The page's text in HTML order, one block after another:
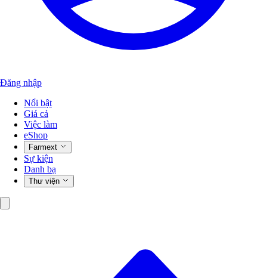
Đăng nhập
Nổi bật
Giá cả
Việc làm
eShop
Farmext
Sự kiện
Danh bạ
Thư viện